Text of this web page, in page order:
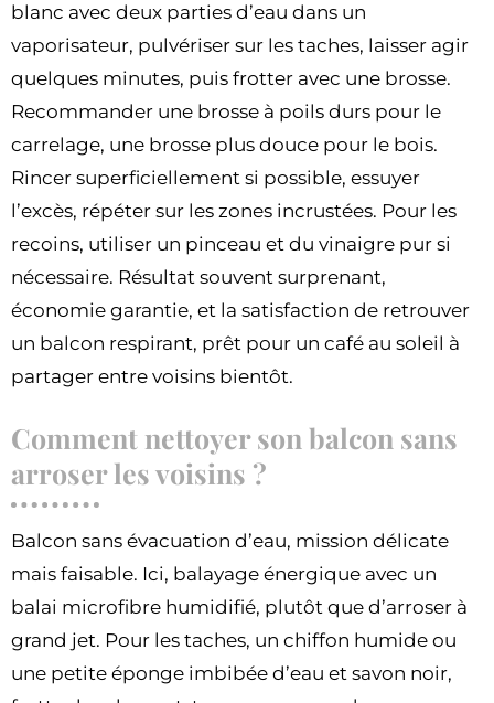
blanc avec deux parties d’eau dans un
vaporisateur, pulvériser sur les taches, laisser agir
quelques minutes, puis frotter avec une brosse.
Recommander une brosse à poils durs pour le
carrelage, une brosse plus douce pour le bois.
Rincer superficiellement si possible, essuyer
l’excès, répéter sur les zones incrustées. Pour les
recoins, utiliser un pinceau et du vinaigre pur si
nécessaire. Résultat souvent surprenant,
économie garantie, et la satisfaction de retrouver
un balcon respirant, prêt pour un café au soleil à
partager entre voisins bientôt.
Comment nettoyer son balcon sans
arroser les voisins ?
Balcon sans évacuation d’eau, mission délicate
mais faisable. Ici, balayage énergique avec un
balai microfibre humidifié, plutôt que d’arroser à
grand jet. Pour les taches, un chiffon humide ou
une petite éponge imbibée d’eau et savon noir,